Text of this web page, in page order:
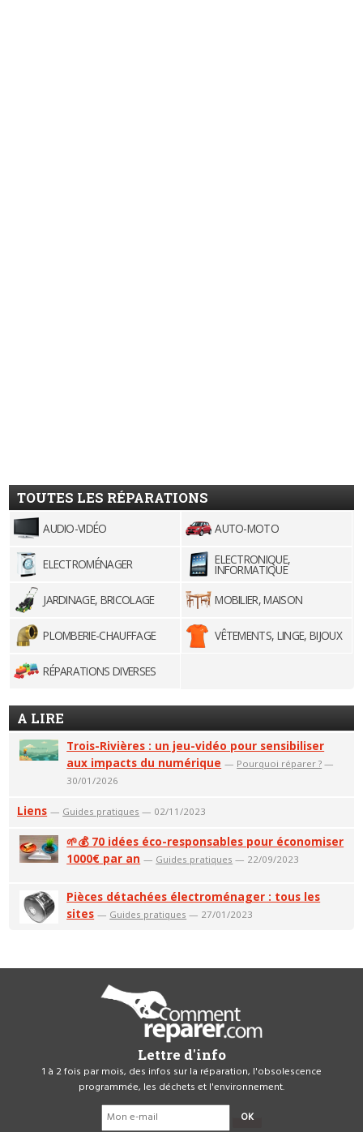
TOUTES LES RÉPARATIONS
AUDIO-VIDÉO AUTO-MOTO
ELECTROMÉNAGER ELECTRONIQUE,
INFORMATIQUE
JARDINAGE, BRICOLAGE
MOBILIER, MAISON
PLOMBERIE-CHAUFFAGE VÊTEMENTS, LINGE, BIJOUX
RÉPARATIONS DIVERSES
A LIRE
Trois-Rivières : un jeu-vidéo pour sensibiliser
aux impacts du numérique — Pourquoi réparer ? —
30/01/2026
Liens — Guides pratiques — 02/11/2023
🌱💰 70 idées éco-responsables pour économiser
1000€ par an — Guides pratiques — 22/09/2023
Pièces détachées électroménager : tous les
sites — Guides pratiques — 27/01/2023
Lettre d'info
1 à 2 fois par mois, des infos sur la réparation, l'obsolescence
programmée, les déchets et l'environnement.
OK